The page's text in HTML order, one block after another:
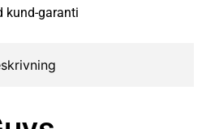
kund-garanti